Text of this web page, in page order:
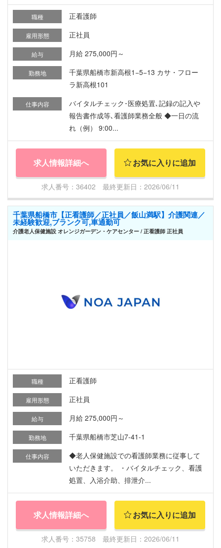
職種 正看護師
雇用形態 正社員
給与 月給 275,000円～
勤務地
千葉県船橋市新高根1−5−13 カサ・フロー
ラ新高根101
仕事内容
バイタルチェック･医療処置､記録の記入や
報告書作成等､看護師業務全般 ◆一日の流
れ（例） 9:00...
求人情報詳細へ お気に入りに追加
求人番号：36402 最終更新日：2026/06/11
千葉県船橋市【正看護師／正社員／飯山満駅】介護関連／
未経験歓迎,ブランク可,車通勤可
介護老人保健施設 オレンジガーデン・ケアセンター / 正看護師 正社員
職種 正看護師
雇用形態 正社員
給与 月給 275,000円～
勤務地 千葉県船橋市芝山7-41-1
仕事内容
◆老人保健施設での看護師業務に従事して
いただきます。 ・バイタルチェック、看護
処置、入浴介助、排泄介...
求人情報詳細へ お気に入りに追加
求人番号：35758 最終更新日：2026/06/11